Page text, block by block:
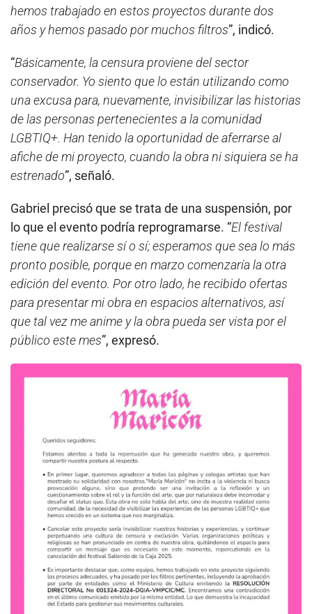
hemos trabajado en estos proyectos durante dos
años y hemos pasado por muchos filtros”, indicó.
“Básicamente, la censura proviene del sector
conservador. Yo siento que lo están utilizando como
una excusa para, nuevamente, invisibilizar las historias
de las personas pertenecientes a la comunidad
LGBTIQ+. Han tenido la oportunidad de aferrarse al
afiche de mi proyecto, cuando la obra ni siquiera se ha
estrenado”, señaló.
Gabriel precisó que se trata de una suspensión, por
lo que el evento podría reprogramarse. “El festival
tiene que realizarse sí o sí; esperamos que sea lo más
pronto posible, porque en marzo comenzaría la otra
edición del evento. Por otro lado, he recibido ofertas
para presentar mi obra en espacios alternativos, así
que tal vez me anime y la obra pueda ser vista por el
público este mes”, expresó.